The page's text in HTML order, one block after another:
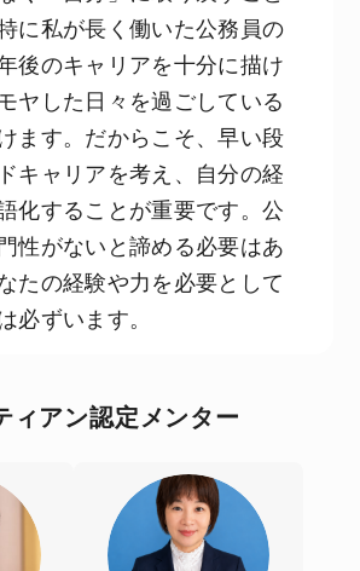
に私が長く働いた公務員の
後のキャリアを十分に描け
ヤした日々を過ごしている
ます。だからこそ、早い段
キャリアを考え、自分の経
化することが重要です。公
性がないと諦める必要はあ
たの経験や力を必要として
必ずいます。
ィアン認定メンター